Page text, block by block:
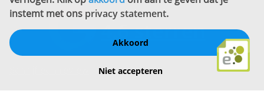
instemt met ons privacy statement.
Akkoord
Niet accepteren